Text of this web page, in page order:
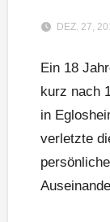
DEZ. 27,
Ein 18
kurz nach
in
verletzte